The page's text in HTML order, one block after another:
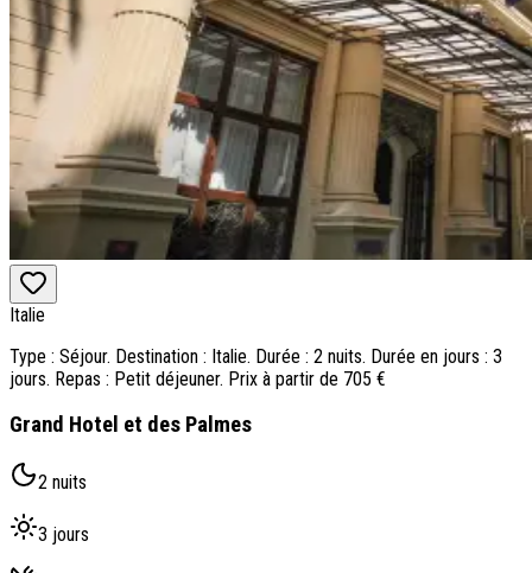
Italie
Type : Séjour. Destination : Italie. Durée : 2 nuits. Durée en jours : 3
jours. Repas : Petit déjeuner. Prix à partir de 705 €
Grand Hotel et des Palmes
2 nuits
3 jours